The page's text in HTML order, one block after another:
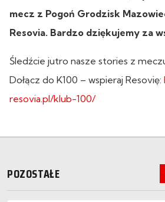
mecz z Pogoń Grodzisk
Resovia. Bardzo dziękujemy za
Śledźcie jutro nasze stories z
Dołącz do K100 – wspieraj Resovię:
resovia.pl/klub-100/
POZOSTAŁE